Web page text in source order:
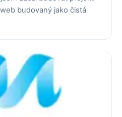
budovaný jako čistá